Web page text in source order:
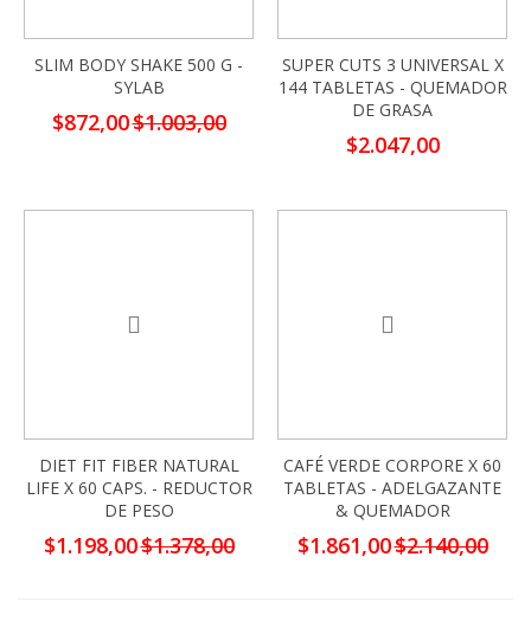
SLIM BODY SHAKE 500 G -
SYLAB
Precio
especial
$872,00$1.003,00
SUPER CUTS 3 UNIVERSAL X
144 TABLETAS - QUEMADOR
DE GRASA
$2.047,00
DIET FIT FIBER NATURAL
LIFE X 60 CAPS. - REDUCTOR
DE PESO
Precio
especial
$1.198,00$1.378,00
CAFÉ VERDE CORPORE X 60
TABLETAS - ADELGAZANTE
& QUEMADOR
Precio
especial
$1.861,00$2.140,00